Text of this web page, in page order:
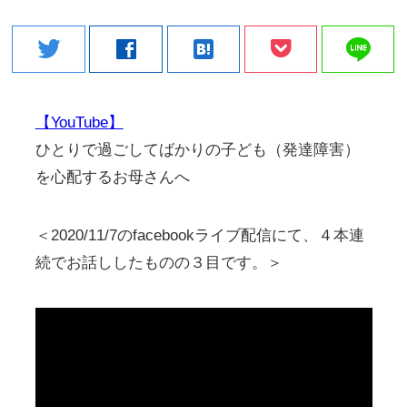
twitter facebook hatenabookmark line
【YouTube】
ひとりで過ごしてばかりの子ども（発達障害）
を心配するお母さんへ
＜2020/11/7のfacebookライブ配信にて、４本連
続でお話ししたものの３目です。＞